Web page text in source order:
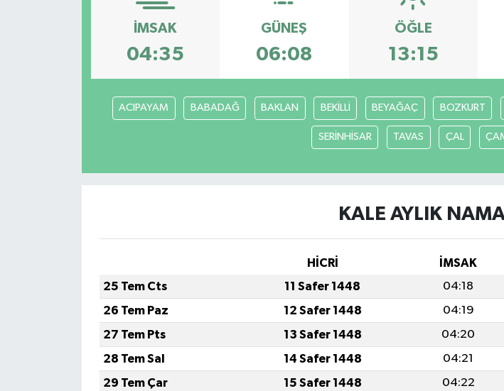
İMSAK
04:35
GÜNEŞ
06:08
ÖĞLE
13:15
ACIPAYAM BABADAĞ BAKLAN BEKİLLİ BEYAĞAÇ BOZKURT
SERİNHİSAR TAVAS ÇAL
KALE AYLIK
HİCRİ İMSAK
25 Tem Cts
11 Safer 1448 04:18
26 Tem Paz
12 Safer 1448 04:19
27 Tem Pts
13 Safer 1448 04:20
28 Tem Sal
14 Safer 1448 04:21
29 Tem Çar
15 Safer 1448 04:22